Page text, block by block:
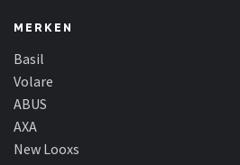
MERKEN
Basil
Volare
ABUS
AXA
New Looxs